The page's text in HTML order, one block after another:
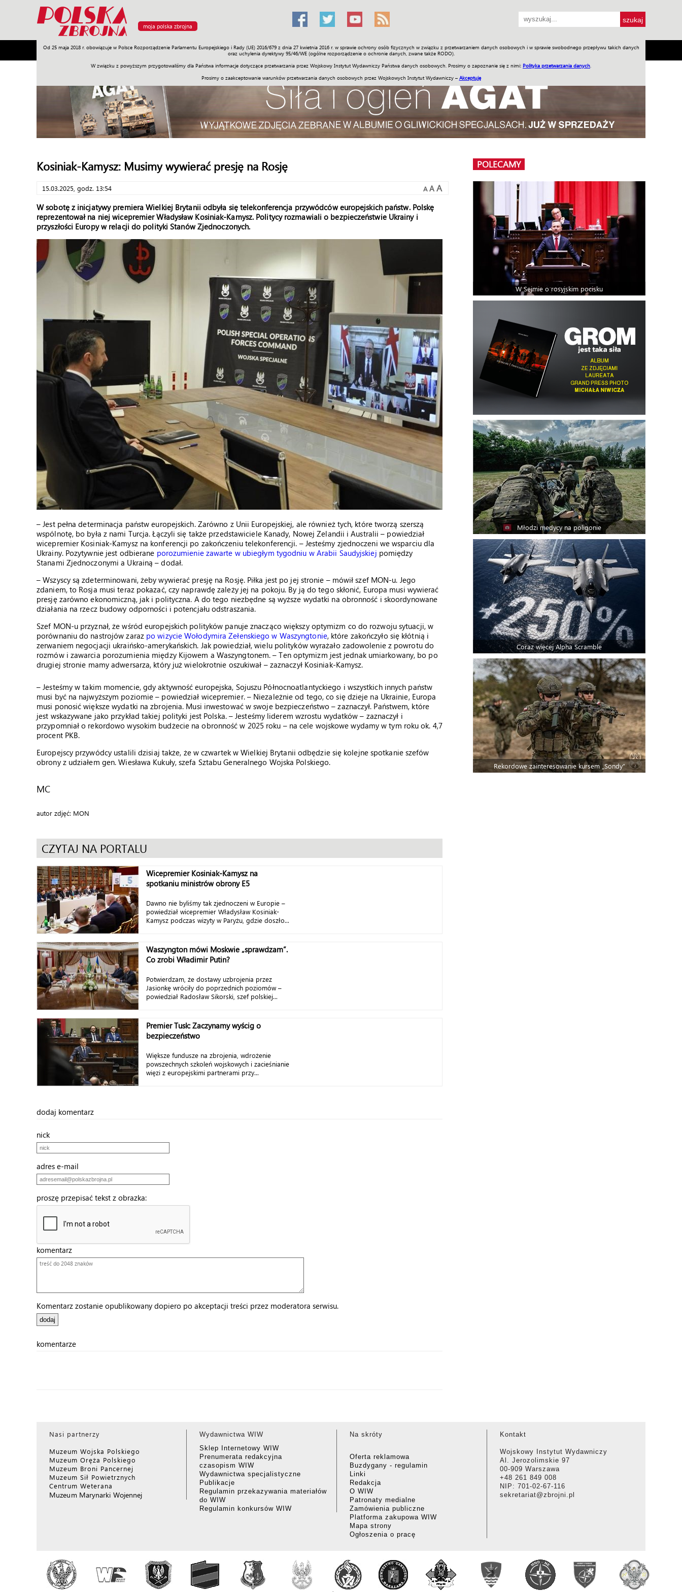
moja polska zbrojna
Od 25 maja 2018 r. obowiązuje w Polsce Rozporządzenie Parlamentu Europejskiego i Rady (UE) 2016/679 z dnia 27 kwietnia 2016 r. w sprawie ochrony osób fizycznych w związku z przetwarzaniem danych osobowych i w sprawie swobodnego przepływu takich danych
oraz uchylenia dyrektywy 95/46/WE (ogólne rozporządzenie o ochronie danych, zwane także RODO).
W związku z powyższym przygotowaliśmy dla Państwa informacje dotyczące przetwarzania przez Wojskowy Instytut Wydawniczy Państwa danych osobowych. Prosimy o zapoznanie się z nimi: Polityka przetwarzania danych
Prosimy o zaakceptowanie warunków przetwarzania danych osobowych przez Wojskowych Instytut Wydawniczy – Akceptuję
Armia Poligon Sprzęt Misje Polityka Prawo Świat Społeczność Sport Historia Galerie Wideo ENGLISH SKLEP Jednodniówki Praca w WIW
Kosiniak-Kamysz: Musimy wywierać presję na Rosję
15.03.2025, godz. 13:54 A A A
W sobotę z inicjatywy premiera Wielkiej Brytanii odbyła się telekonferencja przywódców europejskich państw. Polskę
reprezentował na niej wicepremier Władysław Kosiniak-Kamysz. Politycy rozmawiali o bezpieczeństwie Ukrainy i
przyszłości Europy w relacji do polityki Stanów Zjednoczonych.
– Jest pełna determinacja państw europejskich. Zarówno z Unii Europejskiej, ale również tych, które tworzą szerszą
wspólnotę, bo była z nami Turcja. Łączyli się także przedstawiciele Kanady, Nowej Zelandii i Australii – powiedział
wicepremier Kosiniak-Kamysz na konferencji po zakończeniu telekonferencji. – Jesteśmy zjednoczeni we wsparciu dla
Ukrainy. Pozytywnie jest odbierane porozumienie zawarte w ubiegłym tygodniu w Arabii Saudyjskiej pomiędzy
Stanami Zjednoczonymi a Ukrainą – dodał.
– Wszyscy są zdeterminowani, żeby wywierać presję na Rosję. Piłka jest po jej stronie – mówił szef MON-u. Jego
zdaniem, to Rosja musi teraz pokazać, czy naprawdę zależy jej na pokoju. By ją do tego skłonić, Europa musi wywierać
presję zarówno ekonomiczną, jak i polityczna. A do tego niezbędne są wyższe wydatki na obronność i skoordynowane
działania na rzecz budowy odporności i potencjału odstraszania.
Szef MON-u przyznał, że wśród europejskich polityków panuje znacząco większy optymizm co do rozwoju sytuacji, w
porównaniu do nastrojów zaraz po wizycie Wołodymira Zełenskiego w Waszyngtonie, które zakończyło się kłótnią i
zerwaniem negocjacji ukraińsko-amerykańskich. Jak powiedział, wielu polityków wyrażało zadowolenie z powrotu do
rozmów i zawarcia porozumienia między Kijowem a Waszyngtonem. – Ten optymizm jest jednak umiarkowany, bo po
drugiej stronie mamy adwersarza, który już wielokrotnie oszukiwał – zaznaczył Kosiniak-Kamysz.
– Jesteśmy w takim momencie, gdy aktywność europejska, Sojuszu Północnoatlantyckiego i wszystkich innych państw
musi być na najwyższym poziomie – powiedział wicepremier. – Niezależnie od tego, co się dzieje na Ukrainie, Europa
musi ponosić większe wydatki na zbrojenia. Musi inwestować w swoje bezpieczeństwo – zaznaczył. Państwem, które
jest wskazywane jako przykład takiej polityki jest Polska. – Jesteśmy liderem wzrostu wydatków – zaznaczył i
przypomniał o rekordowo wysokim budżecie na obronność w 2025 roku – na cele wojskowe wydamy w tym roku ok. 4,7
procent PKB.
Europejscy przywódcy ustalili dzisiaj także, że w czwartek w Wielkiej Brytanii odbędzie się kolejne spotkanie szefów
obrony z udziałem gen. Wiesława Kukuły, szefa Sztabu Generalnego Wojska Polskiego.
MC
autor zdjęć: MON
CZYTAJ NA PORTALU
Wicepremier Kosiniak-Kamysz na
spotkaniu ministrów obrony E5
Dawno nie byliśmy tak zjednoczeni w Europie –
powiedział wicepremier Władysław Kosiniak-
Kamysz podczas wizyty w Paryżu, gdzie doszło...
Waszyngton mówi Moskwie „sprawdzam”.
Co zrobi Władimir Putin?
Potwierdzam, że dostawy uzbrojenia przez
Jasionkę wróciły do poprzednich poziomów –
powiedział Radosław Sikorski, szef polskiej...
Premier Tusk: Zaczynamy wyścig o
bezpieczeństwo
Większe fundusze na zbrojenia, wdrożenie
powszechnych szkoleń wojskowych i zacieśnianie
więzi z europejskimi partnerami przy...
dodaj komentarz
nick
adres e-mail
proszę przepisać tekst z obrazka:
komentarz
Komentarz zostanie opublikowany dopiero po akceptacji treści przez moderatora serwisu.
komentarze
POLECAMY
W Sejmie o rosyjskim pocisku
Młodzi medycy na poligonie
Coraz więcej Alpha Scramble
Rekordowe zainteresowanie kursem „Sondy”
Nasi partnerzy
Muzeum Wojska Polskiego
Muzeum Oręża Polskiego
Muzeum Broni Pancernej
Muzeum Sił Powietrznych
Centrum Weterana
Muzeum Marynarki Wojennej
Wydawnictwa WIW
Sklep Internetowy WIW
Prenumerata redakcyjna
czasopism WIW
Wydawnictwa specjalistyczne
Publikacje
Regulamin przekazywania materiałów
do WIW
Regulamin konkursów WIW
Na skróty
Oferta reklamowa
Buzdygany - regulamin
Linki
Redakcja
O WIW
Patronaty medialne
Zamówienia publiczne
Platforma zakupowa WIW
Mapa strony
Ogłoszenia o pracę
Kontakt
Wojskowy Instytut Wydawniczy
Al. Jerozolimskie 97
00-909 Warszawa
+48 261 849 008
NIP: 701-02-67-116
sekretariat@zbrojni.pl